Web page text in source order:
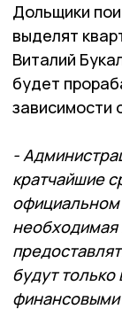
Дольщики
выделят
Виталий
будет
зависимости
-
кратчайшие
будут только
финансовыми